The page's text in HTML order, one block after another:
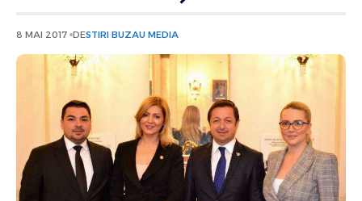
8 MAI 2017 DESTIRI BUZAU MEDIA